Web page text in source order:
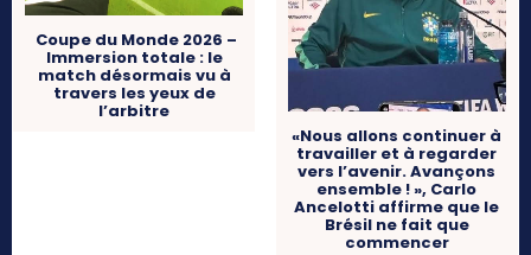
Coupe du Monde 2026 –
Immersion totale : le
match désormais vu à
travers les yeux de
l’arbitre
«Nous allons continuer à
travailler et à regarder
vers l’avenir. Avançons
ensemble ! », Carlo
Ancelotti affirme que le
Brésil ne fait que
commencer